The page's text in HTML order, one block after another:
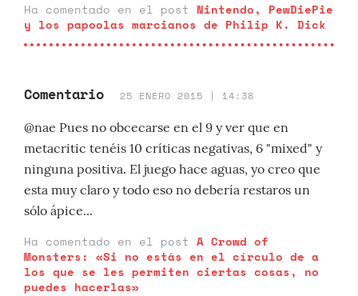
Ha comentado en el post Nintendo, PewDiePie
y los papoolas marcianos de Philip K. Dick
Comentario 25 ENERO 2015 | 14:38
@nae Pues no obcecarse en el 9 y ver que en
metacritic tenéis 10 críticas negativas, 6 "mixed" y
ninguna positiva. El juego hace aguas, yo creo que
esta muy claro y todo eso no debería restaros un
sólo ápice...
Ha comentado en el post A Crowd of
Monsters: «Si no estás en el círculo de a
los que se les permiten ciertas cosas, no
puedes hacerlas»